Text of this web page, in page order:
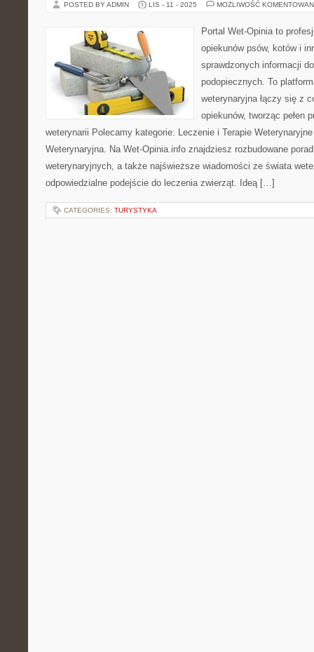
POSTED BY ADMIN LIS - 11 - 2025 MOŻLIWOŚĆ
Portal Wet-Opinia to
opiekunów psów, kotów i
sprawdzonych informacji
podopiecznych. To
weterynaryjna łączy się z
opiekunów, tworząc pełen
weterynarii Polecamy kategorie: Leczenie i Terapie
Weterynaryjna. Na Wet-Opinia.info znajdziesz rozbudowane
weterynaryjnych, a także najświeższe wiadomości ze świata
odpowiedzialne podejście do leczenia zwierząt. Ideą […]
CATEGORIES: TURYSTYKA